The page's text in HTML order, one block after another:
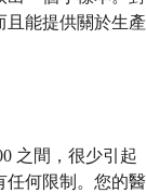
且能提供關於生產
之間，很少引起
任何限制。您的醫